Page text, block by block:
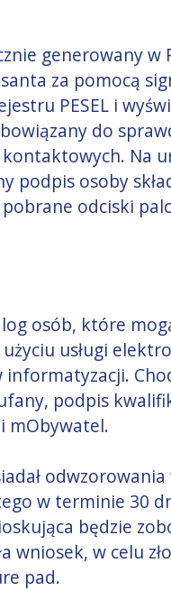
generowany w
za pomocą
PESEL i
do
Na
podpis osoby
odciski
osób, które
usługi
informatyzacji.
podpis
mObywatel.
odwzorowania
w terminie 30
będzie
wniosek, w celu
pad.